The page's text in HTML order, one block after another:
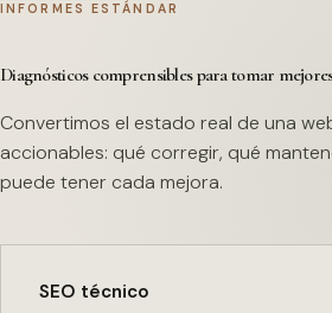
INFORMES ESTÁNDAR
Diagnósticos comprensibles para tomar
Convertimos el estado real de una
accionables: qué corregir, qué
puede tener cada mejora.
SEO técnico